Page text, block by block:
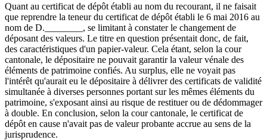
Quant au certificat de dépôt établi au nom du recourant, il ne faisait
que reprendre la teneur du certificat de dépôt établi le 6 mai 2016 au
nom de D.________, se limitant à constater le changement de
déposant des valeurs. Le titre en question présentait donc, de fait,
des caractéristiques d'un papier-valeur. Cela étant, selon la cour
cantonale, le dépositaire ne pouvait garantir la valeur vénale des
éléments de patrimoine confiés. Au surplus, elle ne voyait pas
l'intérêt qu'aurait eu le dépositaire à délivrer des certificats de validité
simultanée à diverses personnes portant sur les mêmes éléments du
patrimoine, s'exposant ainsi au risque de restituer ou de dédommager
à double. En conclusion, selon la cour cantonale, le certificat de
dépôt en cause n'avait pas de valeur probante accrue au sens de la
jurisprudence.